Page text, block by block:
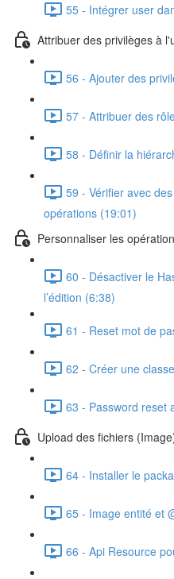
55 - Intégrer user
Attribuer des privilèges à
56 - Ajouter des
57 - Attribuer des
58 - Définir la
59 - Vérifier avec
opérations (19:01)
Personnaliser les
60 - Désactiver le
l’édition (6:38)
61 - Reset mot de
62 - Créer une
63 - Password reset
Upload des fichiers
64 - Installer le
65 - Image entité et
66 - Api Resource